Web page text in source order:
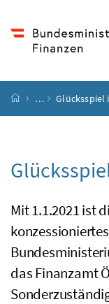
Startseite
… Glücksspiel
Mit 1.1.2021 ist
das Finanzamt